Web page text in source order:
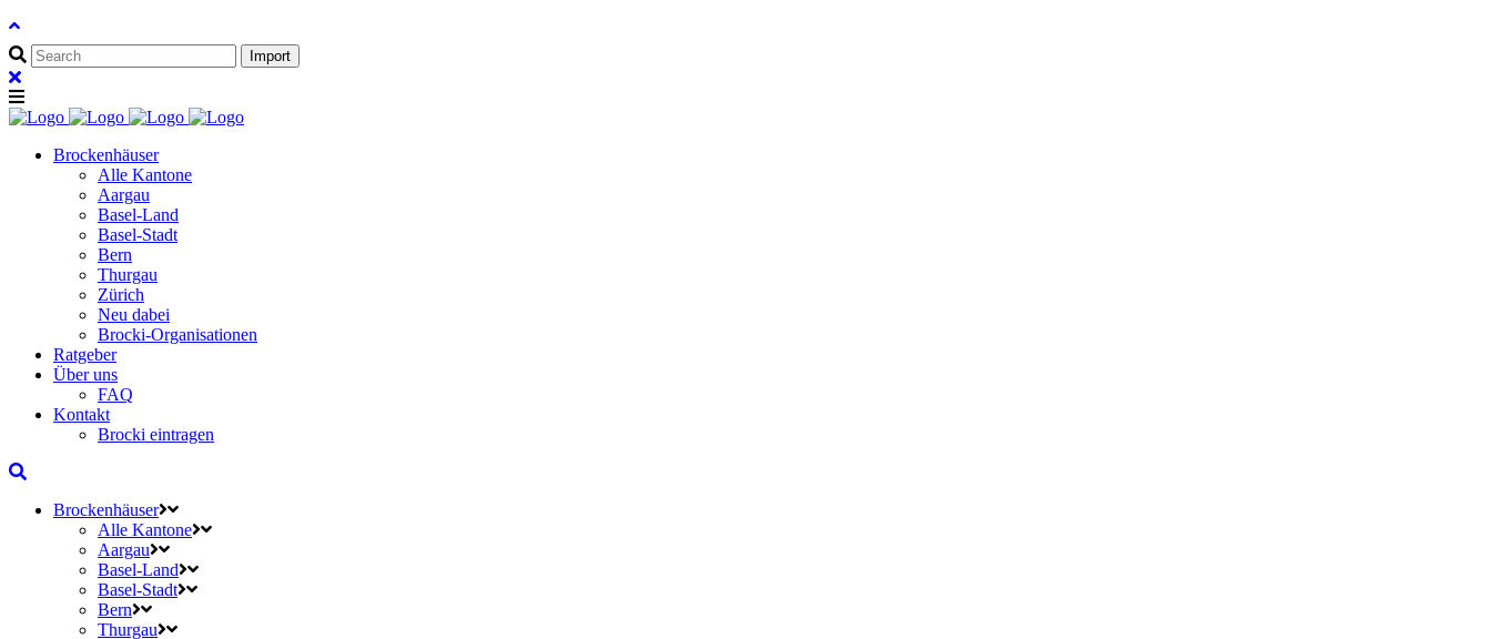
Brockenhäuser
Alle Kantone
Aargau
Basel-Land
Basel-Stadt
Bern
Thurgau
Zürich
Neu dabei
Brocki-Organisationen
Ratgeber
Über uns
FAQ
Kontakt
Brocki eintragen
Brockenhäuser
Alle Kantone
Aargau
Basel-Land
Basel-Stadt
Bern
Thurgau